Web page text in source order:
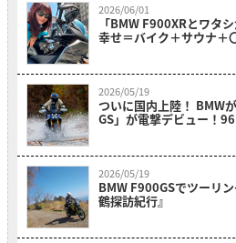
2026/06/01
「BMW F900XRとワタ
幸せ＝バイク＋サウナ＋
2026/05/19
ついに国内上陸！ BMW
GS」が電撃デビュー！
2026/05/19
BMW F900GSでツーリ
鶴探訪紀行』